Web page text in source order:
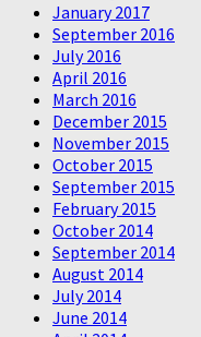
January 2017
September 2016
July 2016
April 2016
March 2016
December 2015
November 2015
October 2015
September 2015
February 2015
October 2014
September 2014
August 2014
July 2014
June 2014